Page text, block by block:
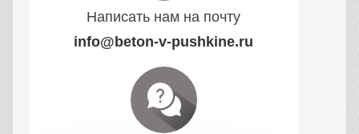
Написать нам на почту
info@beton-v-pushkine.ru